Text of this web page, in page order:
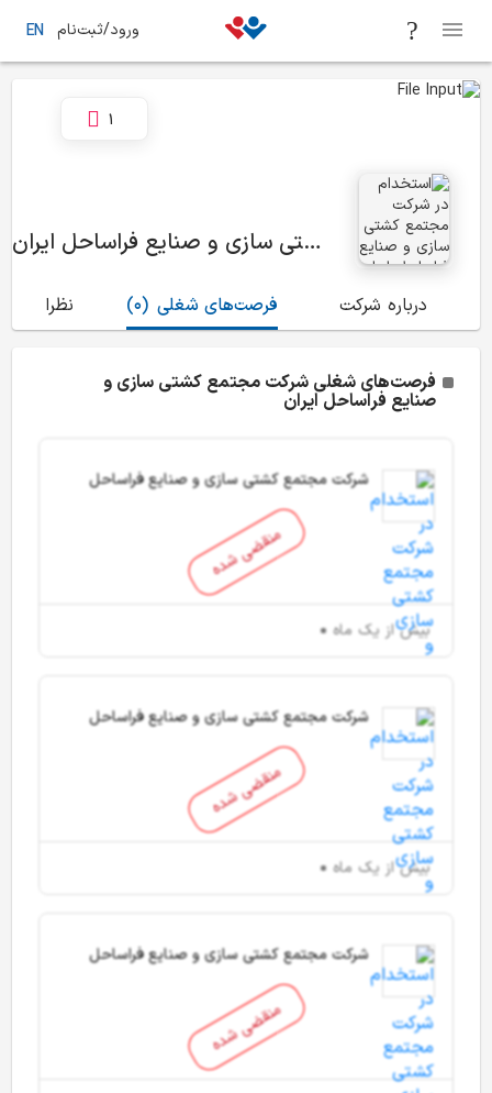
ورود/ثبت‌نام EN
شرکت مجتمع کشتی سازی و صنایع فراساحل ایران
1
درباره شرکت (0) فرصت‌های شغلی نظرات
فرصت‌های شغلی شرکت مجتمع کشتی سازی و
صنایع فراساحل ایران
منقضی شده
شرکت مجتمع کشتی سازی و صنایع فراساحل
ایران
بیش از یک ماه
منقضی شده
شرکت مجتمع کشتی سازی و صنایع فراساحل
ایران
بیش از یک ماه
منقضی شده
شرکت مجتمع کشتی سازی و صنایع فراساحل
ایران